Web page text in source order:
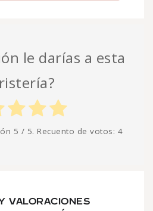
le darías a esta
5 / 5. Recuento de votos: 4
VALORACIONES